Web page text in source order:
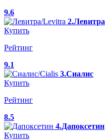
9.6
2.Левитра
Купить
Рейтинг
9.1
3.Сиалис
Купить
Рейтинг
8.5
4.Дапоксетин
Купить